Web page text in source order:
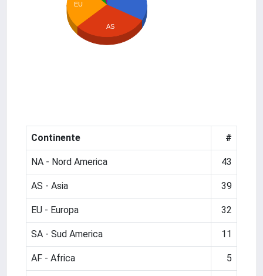
EU
AS
Continente #
NA - Nord America 43
AS - Asia 39
EU - Europa 32
SA - Sud America 11
AF - Africa 5